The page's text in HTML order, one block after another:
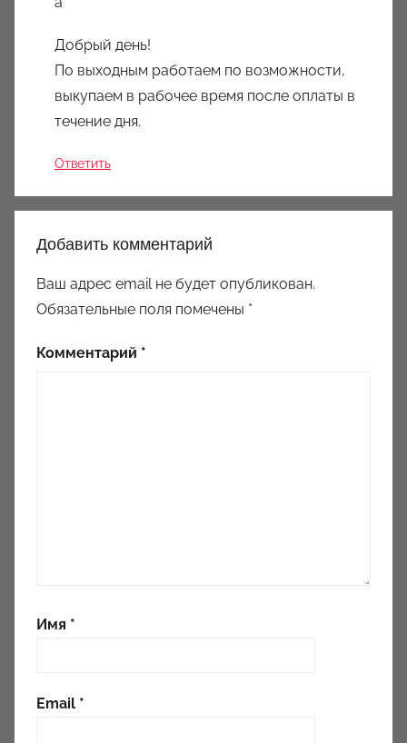
Добрый день!
По выходным работаем по возможности,
выкупаем в рабочее время после оплаты в
течение дня.
Ответить
Добавить комментарий
Ваш адрес email не будет опубликован.
Обязательные поля помечены *
Комментарий *
Имя *
Email *